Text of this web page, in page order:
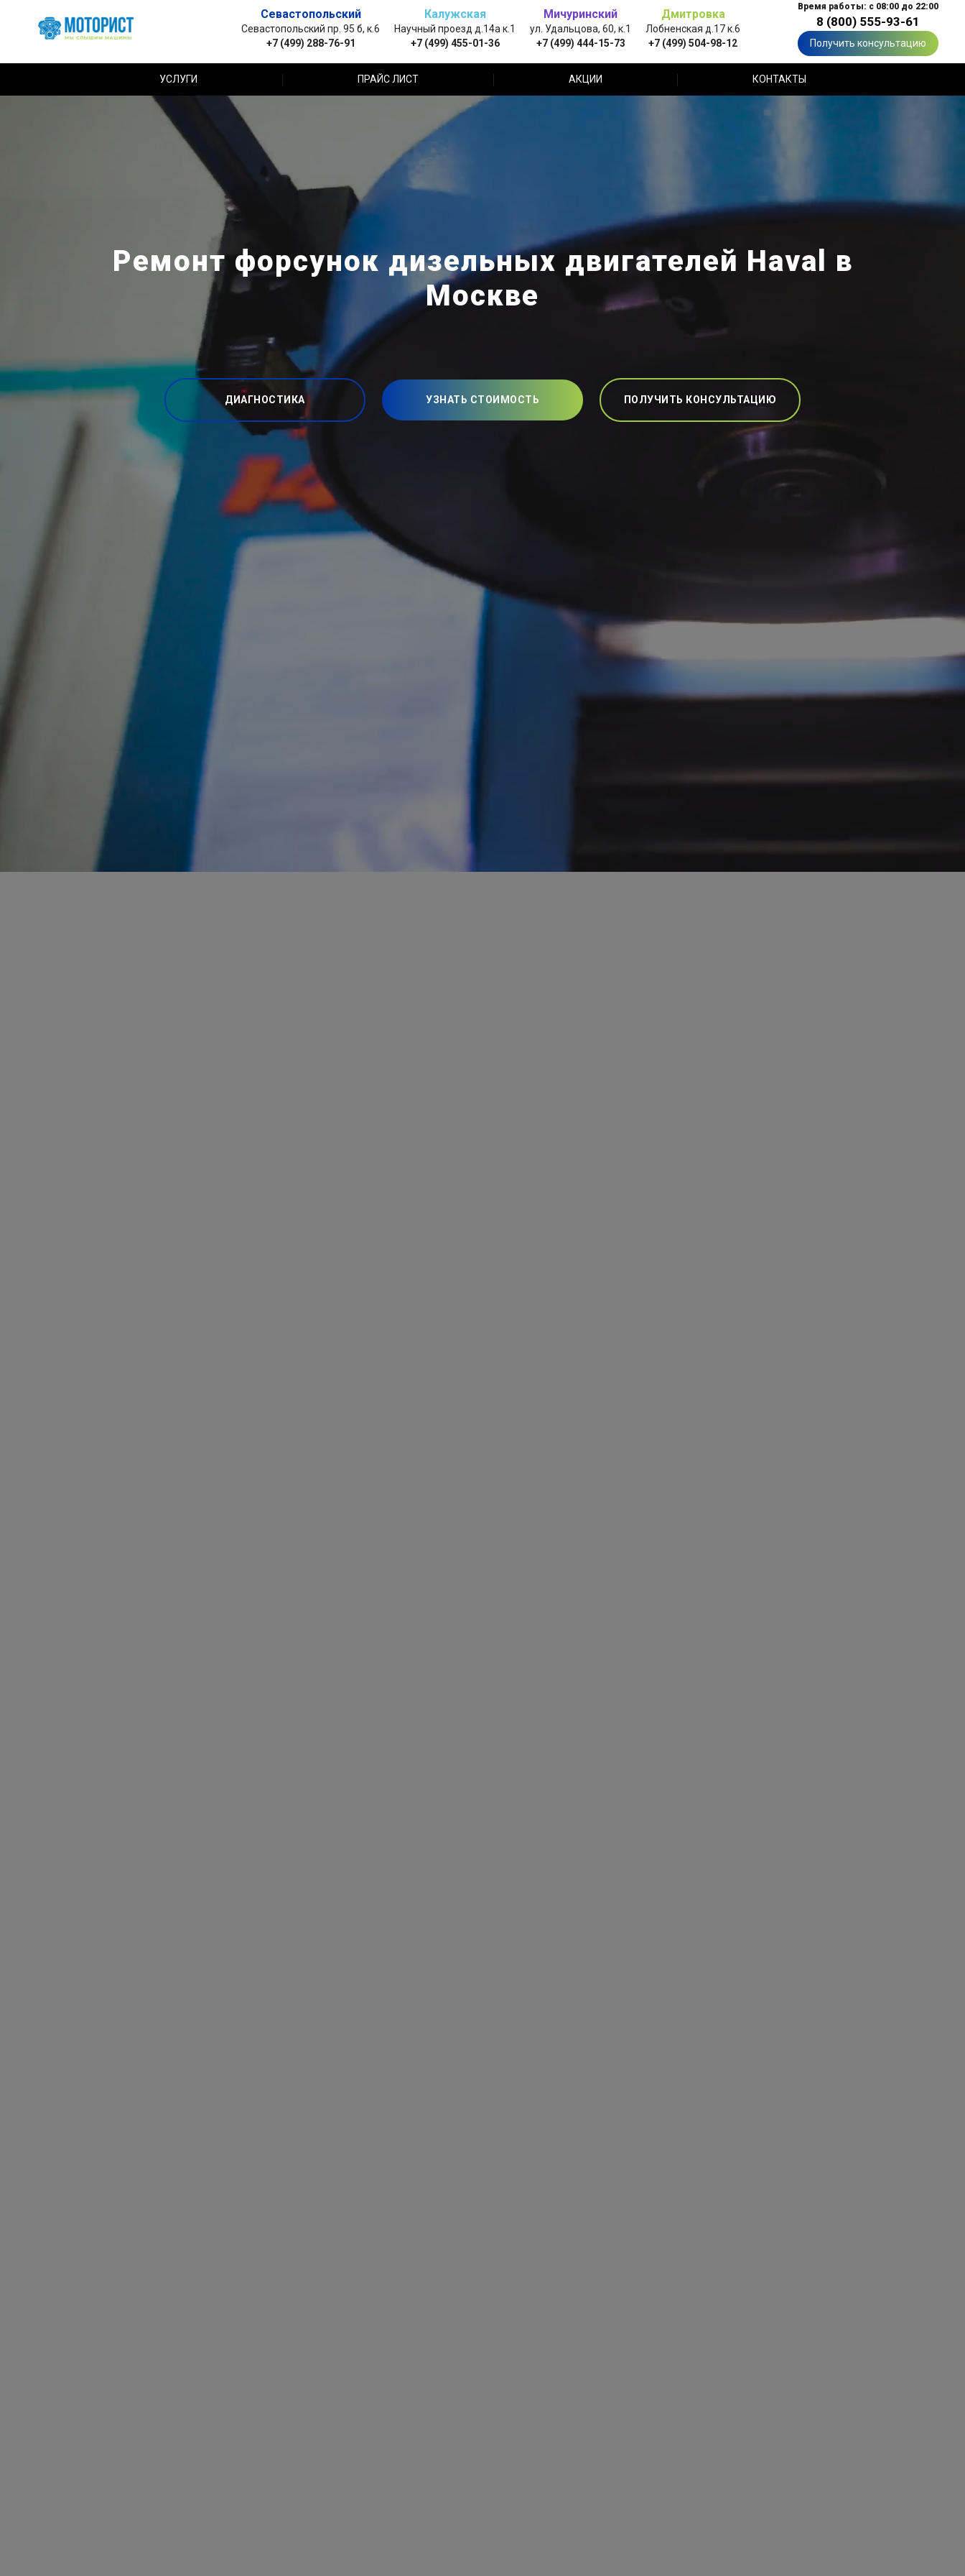
Севастопольский
Севастопольский пр. 95 б, к.6
+7 (499) 288-76-91
Калужская
Научный проезд д.14а к.1
+7 (499) 455-01-36
Мичуринский
ул. Удальцова, 60, к.1
+7 (499) 444-15-73
Дмитровка
Лобненская д.17 к.6
+7 (499) 504-98-12
Время работы: с 08:00 до 22:00
8 (800) 555-93-61
Получить консультацию
УСЛУГИ ПРАЙС ЛИСТ АКЦИИ КОНТАКТЫ
Ремонт форсунок дизельных двигателей Haval в
Москве
ДИАГНОСТИКА УЗНАТЬ СТОИМОСТЬ ПОЛУЧИТЬ КОНСУЛЬТАЦИЮ